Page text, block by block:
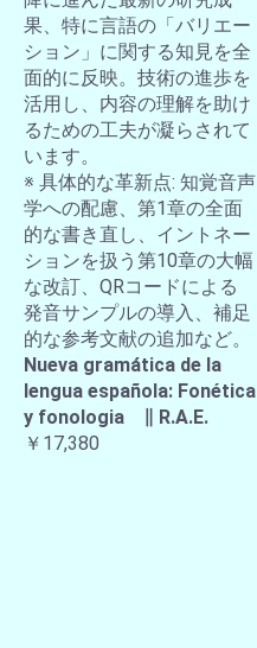
果、特に言語の「バリエー
ション」に関する知見を全
面的に反映。技術の進歩を
活用し、内容の理解を助け
るための工夫が凝らされて
います。
※ 具体的な革新点: 知覚音声
学への配慮、第1章の全面
的な書き直し、イントネー
ションを扱う第10章の大幅
な改訂、QRコードによる
発音サンプルの導入、補足
的な参考文献の追加など。
Nueva gramática de la
lengua española: Fonética
y fonologia ∥ R.A.E.
￥17,380